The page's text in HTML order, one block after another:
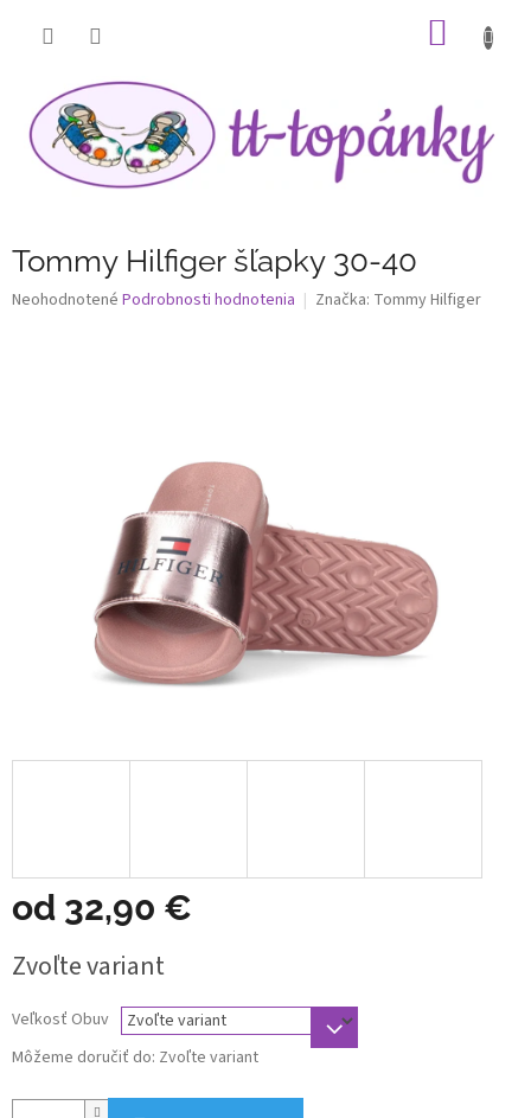
Tommy Hilfiger šľapky 30-40
Priemerné
Neohodnotené Podrobnosti hodnotenia Značka: Tommy Hilfiger
od 32,90 €
cena:
Zvoľte variant
Veľkosť Obuv
Môžeme doručiť do: Zvoľte variant